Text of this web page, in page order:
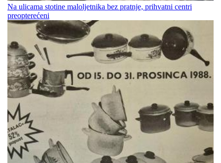
Na ulicama stotine maloljetnika bez pratnje, prihvatni centri
preopterećeni